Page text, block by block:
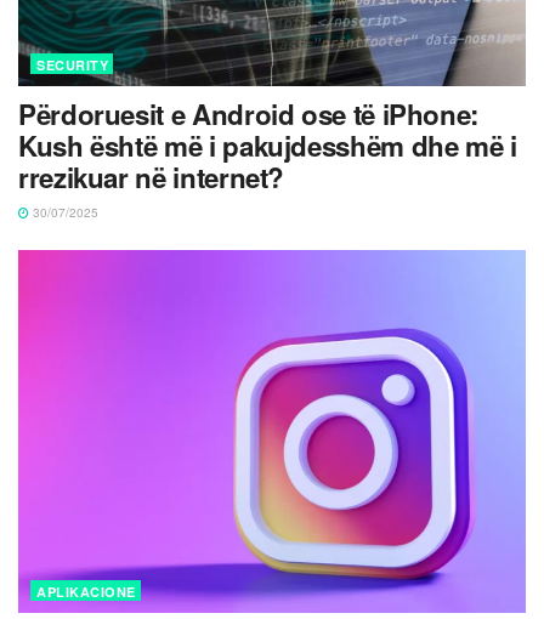
SECURITY
Përdoruesit e Android ose të iPhone:
Kush është më i pakujdesshëm dhe më i
rrezikuar në internet?
30/07/2025
APLIKACIONE